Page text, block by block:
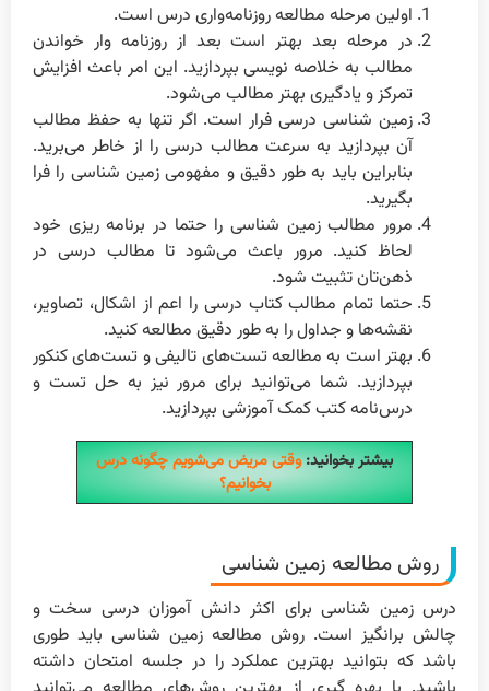
اولین مرحله مطالعه روزنامه‌واری درس است.
در مرحله بعد بهتر است بعد از روزنامه وار خواندن
مطالب به خلاصه نویسی بپردازید. این امر باعث افزایش
تمرکز و یادگیری بهتر مطالب می‌شود.
زمین شناسی درسی فرار است. اگر تنها به حفظ مطالب
آن بپردازید به سرعت مطالب درسی را از خاطر می‌برید.
بنابراین باید به طور دقیق و مفهومی زمین شناسی را فرا
بگیرید.
مرور مطالب زمین شناسی را حتما در برنامه ریزی خود
لحاظ کنید. مرور باعث می‌شود تا مطالب درسی در
ذهن‌تان تثبیت شود.
حتما تمام مطالب کتاب درسی را اعم از اشکال، تصاویر،
نقشه‌ها و جداول را به طور دقیق مطالعه کنید.
بهتر است به مطالعه تست‌های تالیفی و تست‌های کنکور
بپردازید. شما می‌توانید برای مرور نیز به حل تست و
درس‌نامه کتب کمک آموزشی بپردازید.
بیشتر بخوانید:وقتی مریض می‌شویم چگونه درس
بخوانیم؟
روش مطالعه زمین شناسی
درس زمین شناسی برای اکثر دانش آموزان درسی سخت و
چالش برانگیز است. روش مطالعه زمین شناسی باید طوری
باشد که بتوانید بهترین عملکرد را در جلسه امتحان داشته